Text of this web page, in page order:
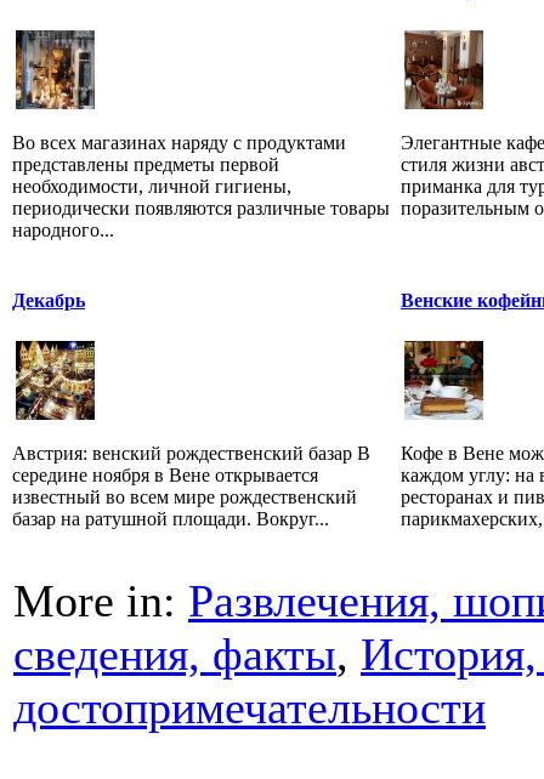
Во всех магазинах наряду с продуктами
представлены предметы первой
необходимости, личной гигиены,
периодически появляются различные товары
народного...
Элегантные
стиля жизни
приманка для
поразительным
Декабрь
Австрия: венский рождественский базар В
середине ноября в Вене открывается
известный во всем мире рождественский
базар на ратушной площади. Вокруг...
Венские
Кофе в Вене
каждом углу: на
ресторанах и
парикмахерских,
More in: Развлечения,
сведения, факты,
достопримечательности